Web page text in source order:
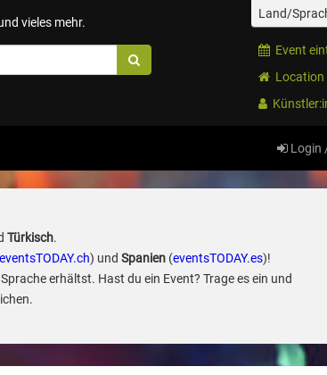
vieles mehr.
Land/
Event
Location
Login
Türkisch.
) und Spanien(eventsTODAY.es)!
erhältst. Hast du ein Event? Trage es ein und